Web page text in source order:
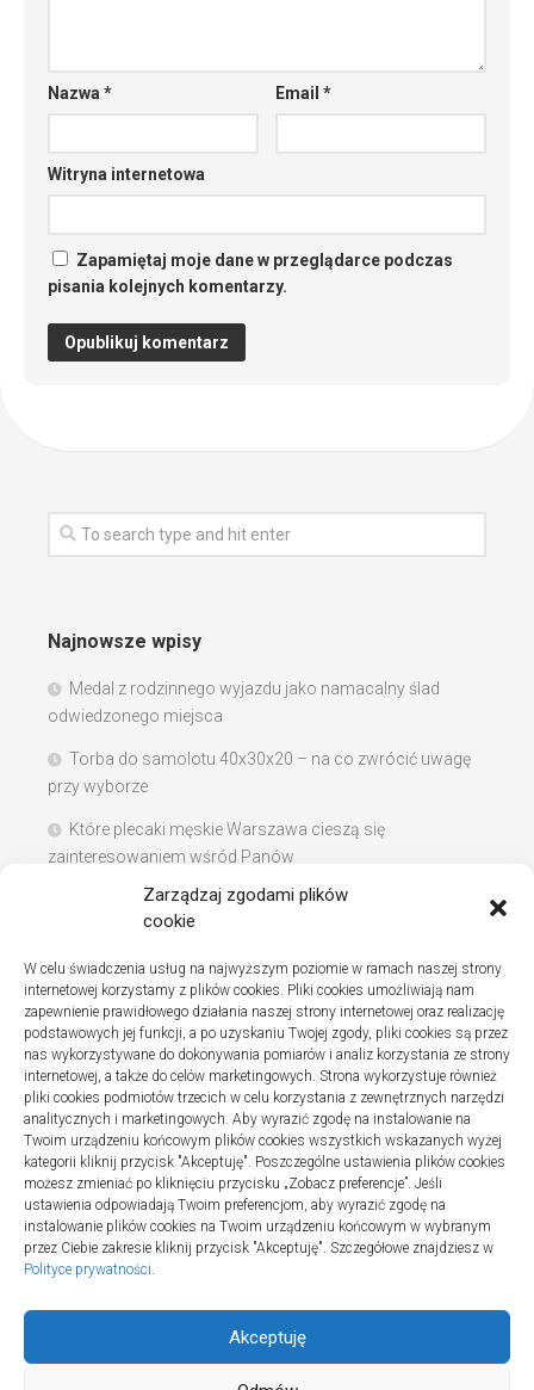
Zarządzaj zgodami plików
cookie
W celu świadczenia usług na najwyższym poziomie w ramach naszej strony
internetowej korzystamy z plików cookies. Pliki cookies umożliwiają nam
zapewnienie prawidłowego działania naszej strony internetowej oraz realizację
podstawowych jej funkcji, a po uzyskaniu Twojej zgody, pliki cookies są przez
nas wykorzystywane do dokonywania pomiarów i analiz korzystania ze strony
internetowej, a także do celów marketingowych. Strona wykorzystuje również
pliki cookies podmiotów trzecich w celu korzystania z zewnętrznych narzędzi
analitycznych i marketingowych. Aby wyrazić zgodę na instalowanie na
Twoim urządzeniu końcowym plików cookies wszystkich wskazanych wyżej
kategorii kliknij przycisk "Akceptuję". Poszczególne ustawienia plików cookies
możesz zmieniać po kliknięciu przycisku „Zobacz preferencje”. Jeśli
ustawienia odpowiadają Twoim preferencjom, aby wyrazić zgodę na
instalowanie plików cookies na Twoim urządzeniu końcowym w wybranym
przez Ciebie zakresie kliknij przycisk "Akceptuję". Szczegółowe znajdziesz w
Polityce prywatności.
Akceptuję
Nazwa* Email*
Witryna internetowa
Zapamiętaj moje dane w przeglądarce podczas
pisania kolejnych komentarzy.
Najnowsze wpisy
Medal z rodzinnego wyjazdu jako namacalny ślad
odwiedzonego miejsca
Torba do samolotu 40x30x20 – na co zwrócić uwagę
przy wyborze
Które plecaki męskie Warszawa cieszą się
zainteresowaniem wśród Panów
Instalacje sanitarne w szpitalach – jak wybrać dobrą
Na co zwracać uwagę podczas szukania noclegów
nad Bałtykiem
Najnowsze komentarze
GosiaoFizjoterapia – jak ekspresowo przywrócić
sprawność po urazie?